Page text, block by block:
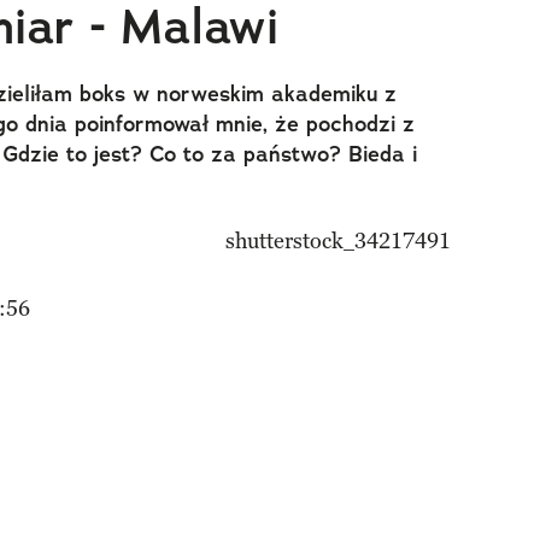
- Malawi
boks w norweskim akademiku z
dnia poinformował mnie, że pochodzi z
to jest? Co to za państwo? Bieda i